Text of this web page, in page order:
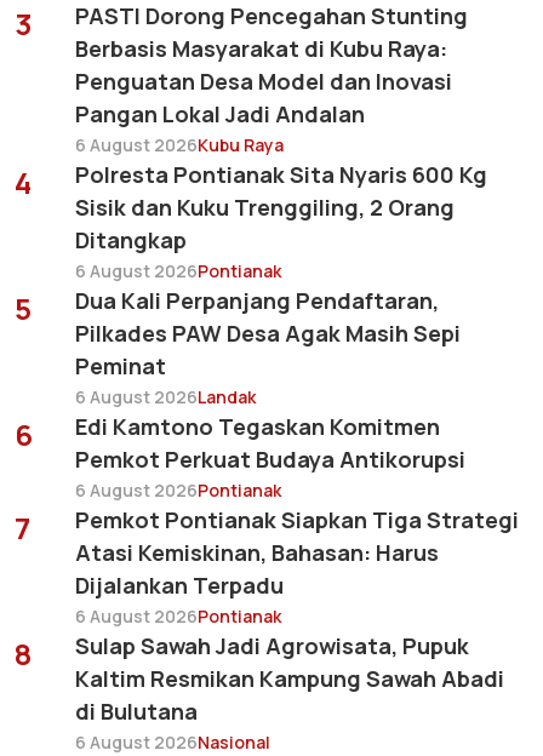
3
PASTI Dorong Pencegahan Stunting
Berbasis Masyarakat di Kubu Raya:
Penguatan Desa Model dan Inovasi
Pangan Lokal Jadi Andalan
6 August 2026Kubu Raya
4
Polresta Pontianak Sita Nyaris 600 Kg
Sisik dan Kuku Trenggiling, 2 Orang
Ditangkap
6 August 2026Pontianak
5
Dua Kali Perpanjang Pendaftaran,
Pilkades PAW Desa Agak Masih Sepi
Peminat
6 August 2026Landak
6
Edi Kamtono Tegaskan Komitmen
Pemkot Perkuat Budaya Antikorupsi
6 August 2026Pontianak
7
Pemkot Pontianak Siapkan Tiga Strategi
Atasi Kemiskinan, Bahasan: Harus
Dijalankan Terpadu
6 August 2026Pontianak
8
Sulap Sawah Jadi Agrowisata, Pupuk
Kaltim Resmikan Kampung Sawah Abadi
di Bulutana
6 August 2026Nasional